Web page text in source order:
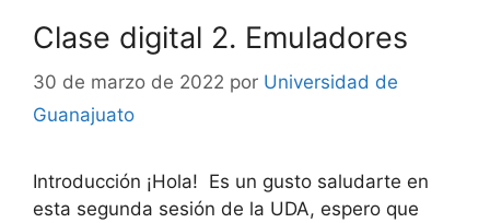
Clase digital 2. Emuladores
30 de marzo de 2022 por Universidad de
Guanajuato
Introducción ¡Hola! Es un gusto saludarte en
esta segunda sesión de la UDA, espero que